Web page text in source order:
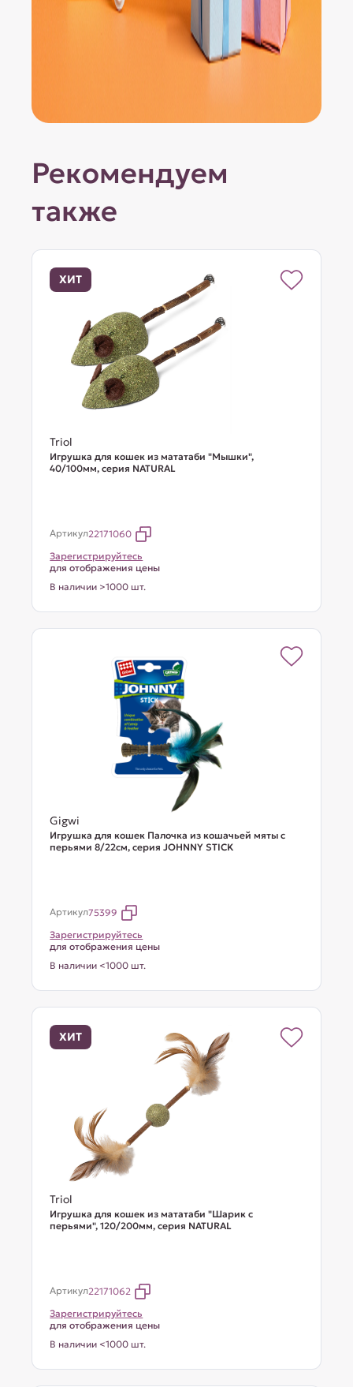
Рекомендуем
также
ХИТ
Triol
Игрушка для кошек из мататаби "Мышки",
40/100мм, серия NATURAL
Артикул22171060
Зарегистрируйтесь
для отображения цены
В наличии >1000 шт.
Gigwi
Игрушка для кошек Палочка из кошачьей мяты с
перьями 8/22см, серия JOHNNY STICK
Артикул75399
Зарегистрируйтесь
для отображения цены
В наличии <1000 шт.
ХИТ
Triol
Игрушка для кошек из мататаби "Шарик с
перьями", 120/200мм, серия NATURAL
Артикул22171062
Зарегистрируйтесь
для отображения цены
В наличии <1000 шт.